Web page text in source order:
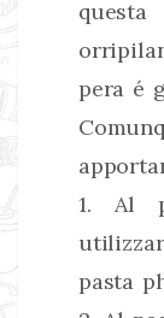
pera é
1. Al
pasta